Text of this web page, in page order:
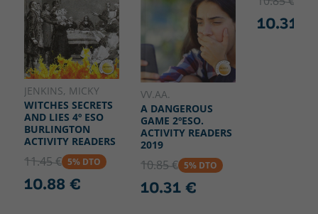
JENKINS, MICKY
WITCHES SECRETS
AND LIES 4º ESO
BURLINGTON
ACTIVITY READERS
11.45 € 5% DTO
10.88 €
VV.AA.
A DANGEROUS
GAME 2ºESO.
ACTIVITY READERS
2019
10.85 € 5% DTO
10.31 €
10.31 €